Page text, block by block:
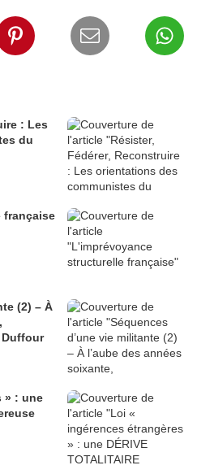
: Les
du
française
(2) – À
Duffour
» : une